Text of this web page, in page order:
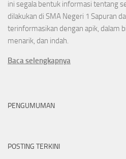
ini segala bentuk informasi tentang
dilakukan di SMA Negeri 1 Sapuran
terinformasikan dengan apik, dalam
menarik, dan indah.
Baca selengkapnya
PENGUMUMAN
POSTING TERKINI